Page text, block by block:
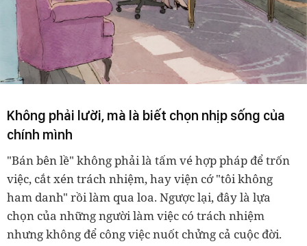
Không phải lười, mà là biết chọn nhịp sống của
chính mình
"Bán bên lề" không phải là tấm vé hợp pháp để trốn
việc, cắt xén trách nhiệm, hay viện cớ "tôi không
ham danh" rồi làm qua loa. Ngược lại, đây là lựa
chọn của những người làm việc có trách nhiệm
nhưng không để công việc nuốt chửng cả cuộc đời.